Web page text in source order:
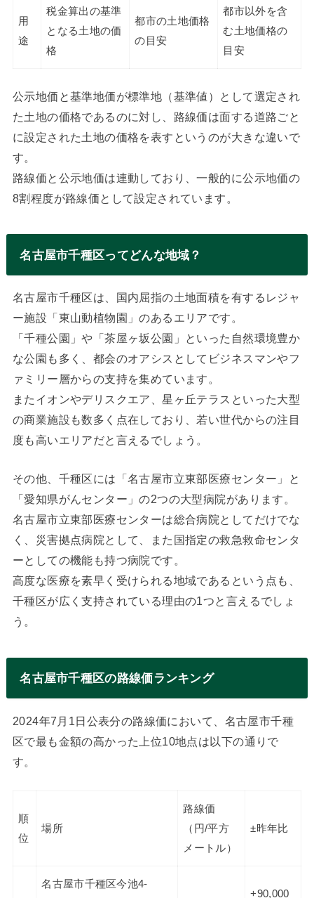
用
途
税金算出の基準
となる土地の価
格
都市の土地価格
の目安
都市以外を含
む土地価格の
目安
公示地価と基準地価が標準地（基準値）として選定され
た土地の価格であるのに対し、路線価は面する道路ごと
に設定された土地の価格を表すというのが大きな違いで
す。
路線価と公示地価は連動しており、一般的に公示地価の
8割程度が路線価として設定されています。
名古屋市千種区ってどんな地域？
名古屋市千種区は、国内屈指の土地面積を有するレジャ
ー施設「東山動植物園」のあるエリアです。
「千種公園」や「茶屋ヶ坂公園」といった自然環境豊か
な公園も多く、都会のオアシスとしてビジネスマンやフ
ァミリー層からの支持を集めています。
またイオンやデリスクエア、星ヶ丘テラスといった大型
の商業施設も数多く点在しており、若い世代からの注目
度も高いエリアだと言えるでしょう。
その他、千種区には「名古屋市立東部医療センター」と
「愛知県がんセンター」の2つの大型病院があります。
名古屋市立東部医療センターは総合病院としてだけでな
く、災害拠点病院として、また国指定の救急救命センタ
ーとしての機能も持つ病院です。
高度な医療を素早く受けられる地域であるという点も、
千種区が広く支持されている理由の1つと言えるでしょ
う。
名古屋市千種区の路線価ランキング
2024年7月1日公表分の路線価において、名古屋市千種
区で最も金額の高かった上位10地点は以下の通りで
す。
順
位
場所
路線価
（円/平方
メートル）
±昨年比
名古屋市千種区今池4-
+90,000